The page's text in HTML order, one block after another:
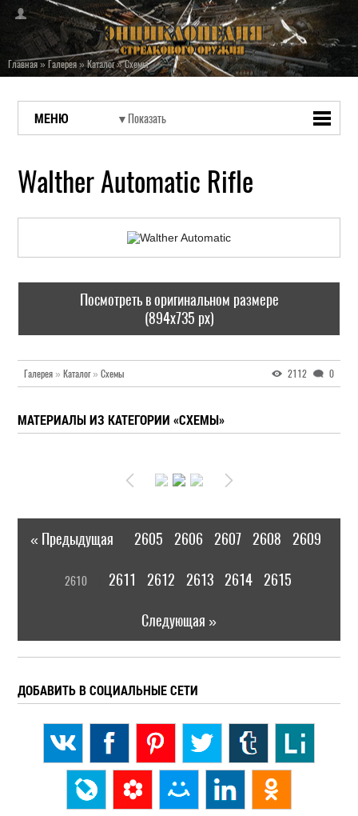
Главная»Галерея»Каталог»Схемы
МЕНЮ
Walther Automatic Rifle
Посмотреть в оригинальном размере
(894x735 px)
Галерея » Каталог» Схемы 2112 0
МАТЕРИАЛЫ ИЗ КАТЕГОРИИ «СХЕМЫ»
« Предыдущая 2605 2606 2607 2608 2609
2610 2611 2612 2613 2614 2615
Следующая »
ДОБАВИТЬ В СОЦИАЛЬНЫЕ СЕТИ